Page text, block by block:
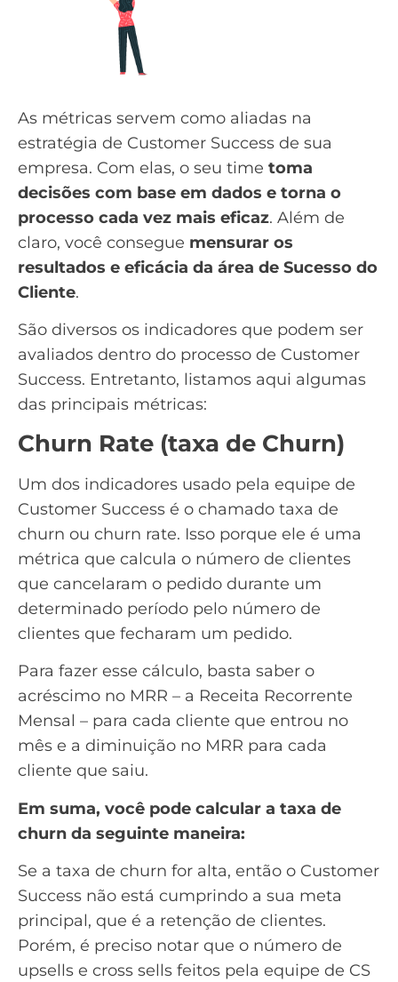
As métricas servem como aliadas na
estratégia de Customer Success de sua
empresa. Com elas, o seu time toma
decisões com base em dados e torna o
processo cada vez mais eficaz. Além de
claro, você consegue mensurar os
resultados e eficácia da área de Sucesso do
Cliente.
São diversos os indicadores que podem ser
avaliados dentro do processo de Customer
Success. Entretanto, listamos aqui algumas
das principais métricas:
Churn Rate (taxa de Churn)
Um dos indicadores usado pela equipe de
Customer Success é o chamado taxa de
churn ou churn rate. Isso porque ele é uma
métrica que calcula o número de clientes
que cancelaram o pedido durante um
determinado período pelo número de
clientes que fecharam um pedido.
Para fazer esse cálculo, basta saber o
acréscimo no MRR – a Receita Recorrente
Mensal – para cada cliente que entrou no
mês e a diminuição no MRR para cada
cliente que saiu.
Em suma, você pode calcular a taxa de
churn da seguinte maneira:
Se a taxa de churn for alta, então o Customer
Success não está cumprindo a sua meta
principal, que é a retenção de clientes.
Porém, é preciso notar que o número de
upsells e cross sells feitos pela equipe de CS